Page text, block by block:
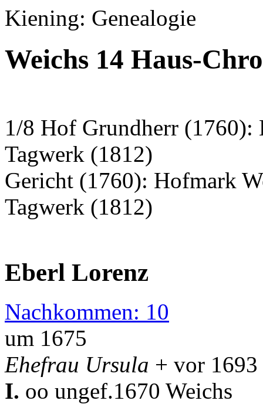
Kiening: Genealogie
Weichs 14 Haus-
1/8 Hof Grundherr
Tagwerk (1812)
Gericht (1760): Hofmark
Tagwerk (1812)
Eberl Lorenz
Nachkommen: 10
um 1675
Ehefrau Ursula + vor 1693
I. oo ungef.1670 Weichs